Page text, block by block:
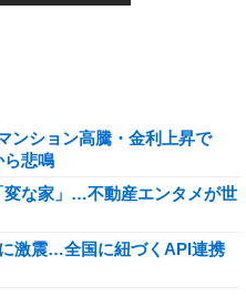
ンション高騰・金利上昇で
ら悲鳴
変な家」…不動産エンタメが世
激震…全国に紐づくAPI連携